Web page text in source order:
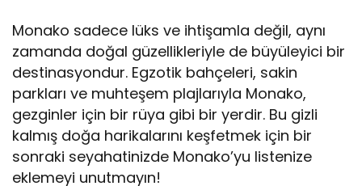
Monako sadece lüks ve ihtişamla değil, aynı
zamanda doğal güzellikleriyle de büyüleyici bir
destinasyondur. Egzotik bahçeleri, sakin
parkları ve muhteşem plajlarıyla Monako,
gezginler için bir rüya gibi bir yerdir. Bu gizli
kalmış doğa harikalarını keşfetmek için bir
sonraki seyahatinizde Monako’yu listenize
eklemeyi unutmayın!